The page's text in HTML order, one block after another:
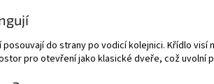
do strany po vodicí kolejnici. Křídlo
pro otevření jako klasické dveře, což uvolní